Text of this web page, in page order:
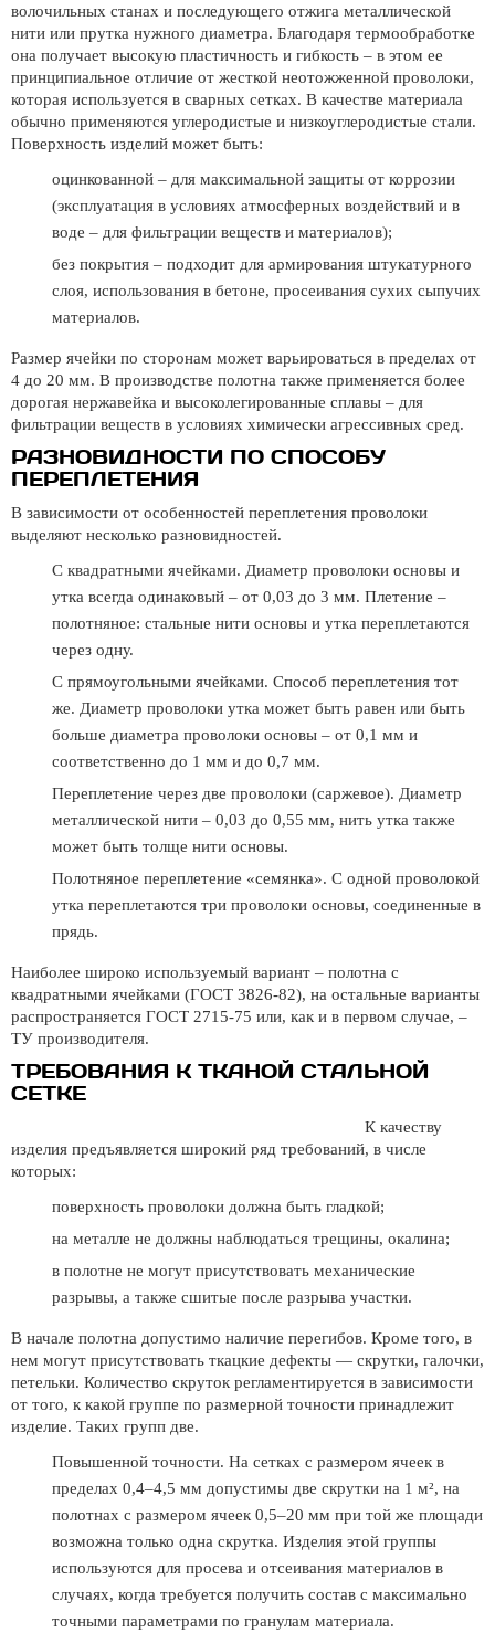
волочильных станах и последующего отжига металлической
нити или прутка нужного диаметра. Благодаря термообработке
она получает высокую пластичность и гибкость – в этом ее
принципиальное отличие от жесткой неотожженной проволоки,
которая используется в сварных сетках. В качестве материала
обычно применяются углеродистые и низкоуглеродистые стали.
Поверхность изделий может быть:
оцинкованной – для максимальной защиты от коррозии
(эксплуатация в условиях атмосферных воздействий и в
воде – для фильтрации веществ и материалов);
без покрытия – подходит для армирования штукатурного
слоя, использования в бетоне, просеивания сухих сыпучих
материалов.
Размер ячейки по сторонам может варьироваться в пределах от
4 до 20 мм. В производстве полотна также применяется более
дорогая нержавейка и высоколегированные сплавы – для
фильтрации веществ в условиях химически агрессивных сред.
РАЗНОВИДНОСТИ ПО СПОСОБУ
ПЕРЕПЛЕТЕНИЯ
В зависимости от особенностей переплетения проволоки
выделяют несколько разновидностей.
С квадратными ячейками. Диаметр проволоки основы и
утка всегда одинаковый – от 0,03 до 3 мм. Плетение –
полотняное: стальные нити основы и утка переплетаются
через одну.
С прямоугольными ячейками. Способ переплетения тот
же. Диаметр проволоки утка может быть равен или быть
больше диаметра проволоки основы – от 0,1 мм и
соответственно до 1 мм и до 0,7 мм.
Переплетение через две проволоки (саржевое). Диаметр
металлической нити – 0,03 до 0,55 мм, нить утка также
может быть толще нити основы.
Полотняное переплетение «cемянка». С одной проволокой
утка переплетаются три проволоки основы, соединенные в
прядь.
Наиболее широко используемый вариант – полотна с
квадратными ячейками (ГОСТ 3826-82), на остальные варианты
распространяется ГОСТ 2715-75 или, как и в первом случае, –
ТУ производителя.
ТРЕБОВАНИЯ К ТКАНОЙ СТАЛЬНОЙ
СЕТКЕ
К качеству
изделия предъявляется широкий ряд требований, в числе
которых:
поверхность проволоки должна быть гладкой;
на металле не должны наблюдаться трещины, окалина;
в полотне не могут присутствовать механические
разрывы, а также сшитые после разрыва участки.
В начале полотна допустимо наличие перегибов. Кроме того, в
нем могут присутствовать ткацкие дефекты — скрутки, галочки,
петельки. Количество скруток регламентируется в зависимости
от того, к какой группе по размерной точности принадлежит
изделие. Таких групп две.
Повышенной точности. На сетках с размером ячеек в
пределах 0,4–4,5 мм допустимы две скрутки на 1 м², на
полотнах с размером ячеек 0,5–20 мм при той же площади
возможна только одна скрутка. Изделия этой группы
используются для просева и отсеивания материалов в
случаях, когда требуется получить состав с максимально
точными параметрами по гранулам материала.